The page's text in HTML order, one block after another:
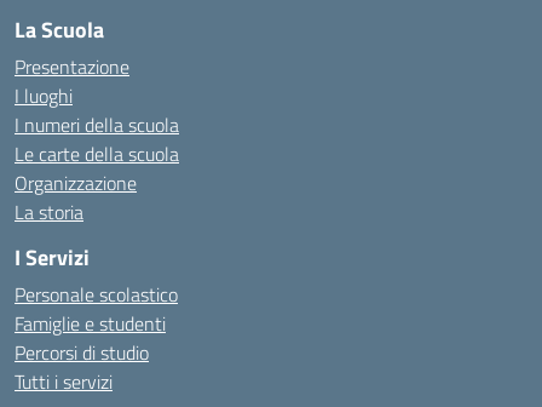
La Scuola
Presentazione
I luoghi
I numeri della scuola
Le carte della scuola
Organizzazione
La storia
I Servizi
Personale scolastico
Famiglie e studenti
Percorsi di studio
Tutti i servizi